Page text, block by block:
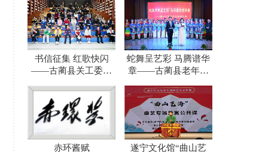
之路
书信征集 红歌快闪
——古蔺县关工委包
蛇舞呈艺彩 马腾谱华
章——古蔺县老年人
艺展
赤环酱赋
遂宁文化馆“曲山艺